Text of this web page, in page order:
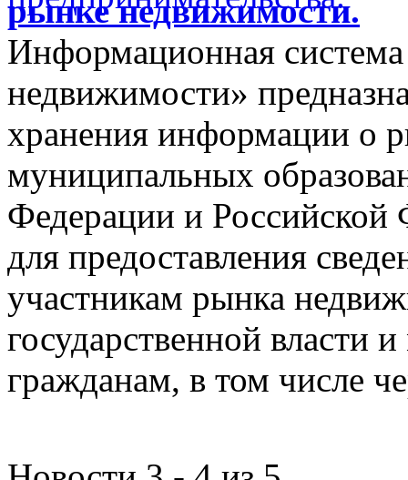
рынке недвижимости.
Информационная
недвижимости»
хранения информации о
муниципальных
Федерации и Российской
для предоставления
участникам рынка
государственной власти
гражданам, в том числе